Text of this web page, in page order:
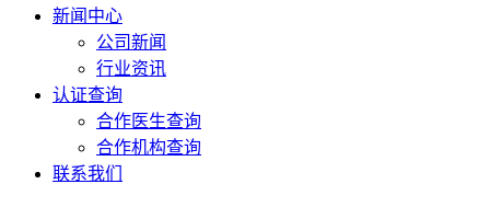
新闻中心
公司新闻
行业资讯
认证查询
合作医生查询
合作机构查询
联系我们